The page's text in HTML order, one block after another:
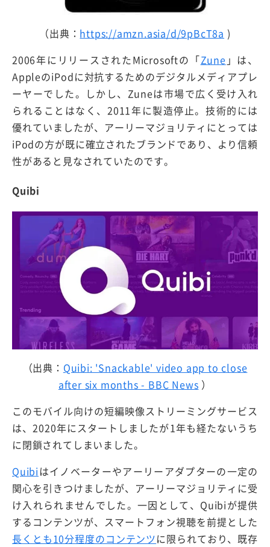
（出典： https://amzn.asia/d/9pBcT8a )
2006年にリリースされたMicrosoftの「Zune 」は、
AppleのiPodに対抗するためのデジタルメディアプレ
ーヤーでした。しかし、Zuneは市場で広く受け入れ
られることはなく、2011年に製造停止。技術的には
優れていましたが、アーリーマジョリティにとっては
iPodの方が既に確立されたブランドであり、より信頼
性があると見なされていたのです。
Quibi
（出典： Quibi: 'Snackable' video app to close
after six months - BBC News ）
このモバイル向けの短編映像ストリーミングサービス
は、2020年にスタートしましたが1年も経たないうち
に閉鎖されてしまいました。
Quibi はイノベーターやアーリーアダプターの一定の
関心を引きつけましたが、アーリーマジョリティに受
け入れられませんでした。一因として、Quibiが提供
するコンテンツが、スマートフォン視聴を前提とした
長くとも10分程度のコンテンツに限られており、既存